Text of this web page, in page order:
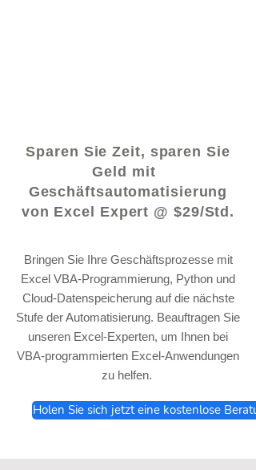
Sparen Sie Zeit, sparen Sie
Geld mit
Geschäftsautomatisierung
von Excel Expert @ $29/Std.
Bringen Sie Ihre Geschäftsprozesse mit
Excel VBA-Programmierung, Python und
Cloud-Datenspeicherung auf die nächste
Stufe der Automatisierung. Beauftragen Sie
unseren Excel-Experten, um Ihnen bei
VBA-programmierten Excel-Anwendungen
zu helfen.
Holen Sie sich jetzt eine kostenlose